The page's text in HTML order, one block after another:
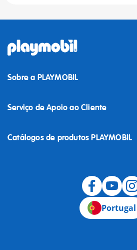
Sobre a PLAYMOBIL
Serviço de Apoio ao Cliente
Catálogos de produtos PLAYMOBIL
Portugal